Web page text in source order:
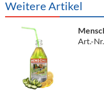
Weitere Artikel
Art.-